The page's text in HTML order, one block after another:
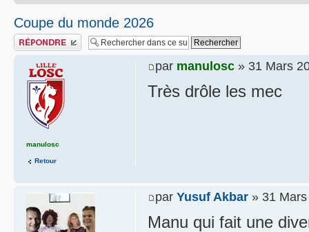
Coupe du monde 2026
Publier une réponse
par manulosc » 31 Mars
Très drôle les mec
manulosc
Retour
par Yusuf Akbar » 31
Manu qui fait une